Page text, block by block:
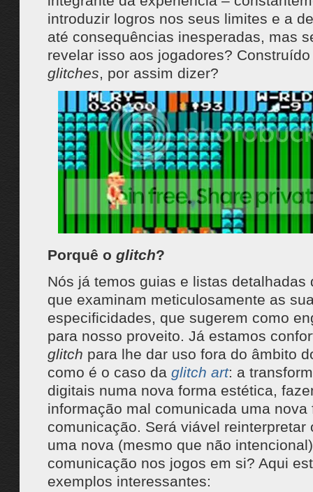
introduzir logros nos seus limites e a
até consequências inesperadas, mas
revelar isso aos jogadores?
glitches, por assim dizer?
Porquê o glitch?
Nós já temos guias e listas detalhadas
que examinam meticulosamente as
especificidades, que sugerem como
para nosso proveito. Já estamos
glitch para lhe dar uso fora do âmbito
como é o caso da glitch art: a
digitais numa nova forma estética,
informação mal comunicada uma nova
comunicação. Será viável reinterpretar
uma nova (mesmo que não
comunicação nos jogos em si? Aqui
exemplos interessantes: